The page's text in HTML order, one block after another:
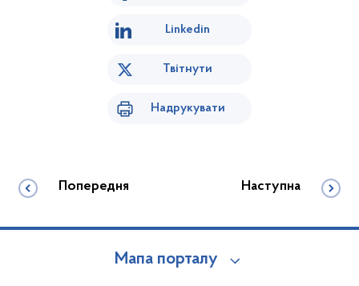
Linkedin
Твітнути
Надрукувати
Попередня Наступна
Мапа порталу